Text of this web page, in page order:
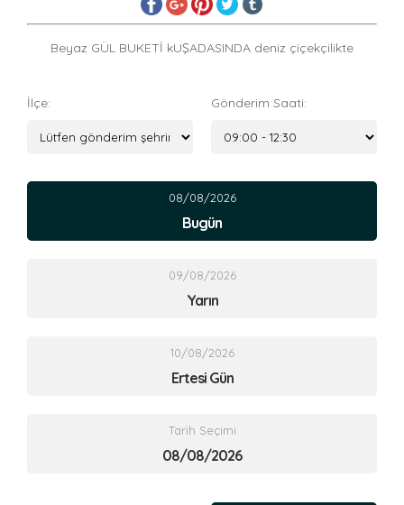
Beyaz GÜL BUKETİ kUŞADASINDA deniz çiçekçilikte
İlçe: Gönderim Saati:
08/08/2026
Bugün
09/08/2026
Yarın
10/08/2026
Ertesi Gün
Tarih Seçimi